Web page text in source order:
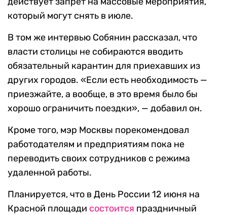
который могут снять в июле.
В том же интервью Собянин рассказал, что
власти столицы не собираются вводить
обязательный карантин для приехавших из
других городов. «Если есть необходимость —
приезжайте, а вообще, в это время было бы
хорошо ограничить поездки», — добавил он.
Кроме того, мэр Москвы порекомендовал
работодателям и предприятиям пока не
переводить своих сотрудников с режима
удаленной работы.
Планируется, что в День России 12 июня на
Красной площади состоится праздничный